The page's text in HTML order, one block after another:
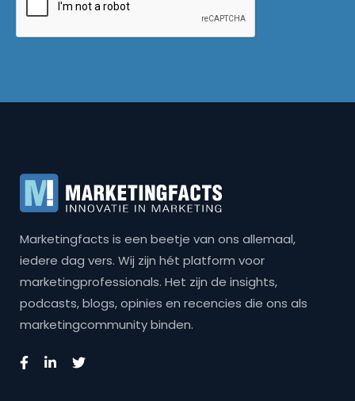
Marketingfacts is een beetje van ons allemaal,
iedere dag vers. Wij zijn hét platform voor
marketingprofessionals. Het zijn de insights,
podcasts, blogs, opinies en recencies die ons als
marketingcommunity binden.